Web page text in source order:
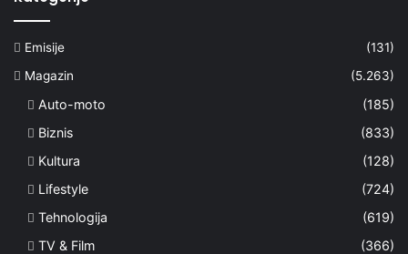
Emisije
(131)
Magazin
(5.263)
Auto-moto
(185)
Biznis
(833)
Kultura
(128)
Lifestyle
(724)
Tehnologija
(619)
TV & Film
(366)